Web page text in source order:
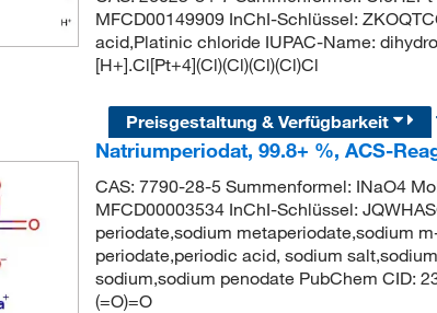
MFCD00149909 InChI-Schlüssel:
acid,Platinic chloride IUPAC-Name:
[H+].Cl[Pt+4](Cl)(Cl)(Cl)(Cl)Cl
Preisgestaltung & Verfügbarkeit
Natriumperiodat, 99.8+ %, ACS-
CAS: 7790-28-5 Summenformel: INaO4
MFCD00003534 InChI-Schlüssel:
periodate,sodium metaperiodate,sodium
periodate,periodic acid, sodium
sodium,sodium penodate PubChem CID:
(=O)=O